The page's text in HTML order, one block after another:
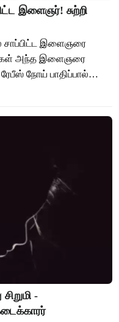
இளைஞர்! சுற்றி
இளைஞரை
அந்த இளைஞரை
நோய் பாதிப்பால்
என்
-